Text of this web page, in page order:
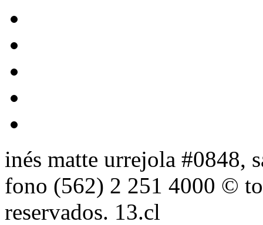
inés matte urrejola #0848,
fono (562) 2 251 4000 ©
reservados. 13.cl